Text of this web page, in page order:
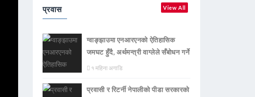
प्रवास View All
ग्वाङ्झाउमा एनआरएनको ऐतिहासिक
जमघट हुँदै, अर्थमन्त्री वाग्लेले सँबोधन गर्ने
१ महिना अगाडि
प्रवासी र रिटर्नी नेपालीको पीडा सरकारको